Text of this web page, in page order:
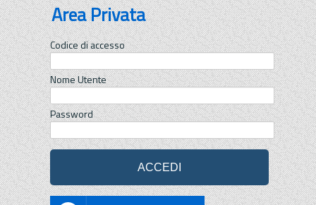
Area Privata
Codice di accesso
Nome Utente
Password